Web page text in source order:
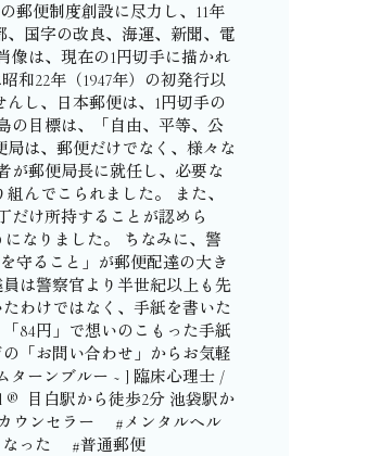
郵便制度創設に尽力し、11年
国字の改良、海運、新聞、電
像は、現在の1円切手に描かれ
和22年（1947年）の初発行以
し、日本郵便は、1円切手の
の目標は、「自由、平等、公
は、郵便だけでなく、様々な
が郵便局長に就任し、必要な
んでこられました。 また、
だけ所持することが認めら
なりました。 ちなみに、警
守ること」が郵便配達の大き
は警察官より半世紀以上も先
わけではなく、手紙を書いた
84円」で想いのこもった手紙
「お問い合わせ」からお気軽
ターンブルー ~ ] 臨床心理士 /
®︎ ⁡ 目白駅から徒歩2分 池袋駅か
ンセラー #メンタルヘル
った #普通郵便